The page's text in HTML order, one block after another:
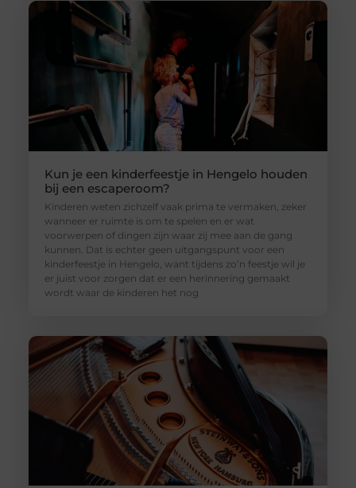
Kun je een kinderfeestje in Hengelo houden
bij een escaperoom?
Kinderen weten zichzelf vaak prima te vermaken, zeker
wanneer er ruimte is om te spelen en er wat
voorwerpen of dingen zijn waar zij mee aan de gang
kunnen. Dat is echter geen uitgangspunt voor een
kinderfeestje in Hengelo, want tijdens zo’n feestje wil je
er juist voor zorgen dat er een herinnering gemaakt
wordt waar de kinderen het nog